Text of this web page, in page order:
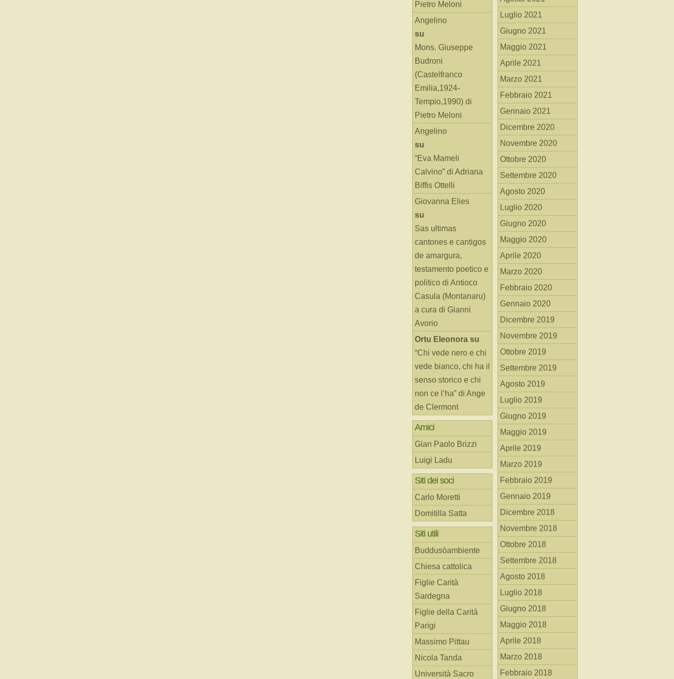
Pietro Meloni
Angelino
su
Mons. Giuseppe
Budroni
(Castelfranco
Emilia,1924-
Tempio,1990) di
Pietro Meloni
Angelino
su
“Eva Mameli
Calvino” di Adriana
Biffis Ottelli
Giovanna Elies
su
Sas ultimas
cantones e cantigos
de amargura,
testamento poetico e
politico di Antioco
Casula (Montanaru)
a cura di Gianni
Avorio
Ortu Eleonora su
“Chi vede nero e chi
vede bianco, chi ha il
senso storico e chi
non ce l’ha” di Ange
de Clermont
Amici
Gian Paolo Brizzi
Luigi Ladu
Siti dei soci
Carlo Moretti
Domitilla Satta
Siti utili
Buddusòambiente
Chiesa cattolica
Figlie Carità
Sardegna
Figlie della Carità
Parigi
Massimo Pittau
Nicola Tanda
Università Sacro
Luglio 2021
Giugno 2021
Maggio 2021
Aprile 2021
Marzo 2021
Febbraio 2021
Gennaio 2021
Dicembre 2020
Novembre 2020
Ottobre 2020
Settembre 2020
Agosto 2020
Luglio 2020
Giugno 2020
Maggio 2020
Aprile 2020
Marzo 2020
Febbraio 2020
Gennaio 2020
Dicembre 2019
Novembre 2019
Ottobre 2019
Settembre 2019
Agosto 2019
Luglio 2019
Giugno 2019
Maggio 2019
Aprile 2019
Marzo 2019
Febbraio 2019
Gennaio 2019
Dicembre 2018
Novembre 2018
Ottobre 2018
Settembre 2018
Agosto 2018
Luglio 2018
Giugno 2018
Maggio 2018
Aprile 2018
Marzo 2018
Febbraio 2018